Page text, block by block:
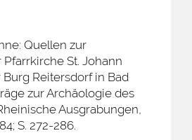
Quellen zur
St. Johann
Reitersdorf in Bad
zur Archäologie des
Ausgrabungen,
S. 272-286.